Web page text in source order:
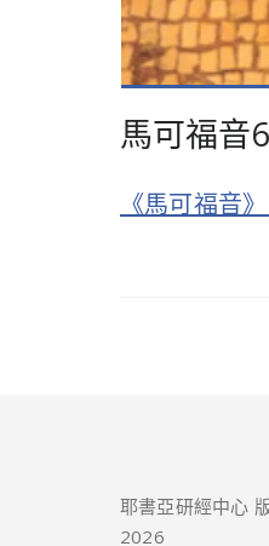
馬可福音
《馬可福音
耶書亞研經中心
2026